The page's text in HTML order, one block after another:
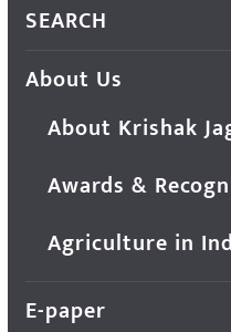
SEARCH
About Us
About Krishak
Awards &
Agriculture in
E-paper